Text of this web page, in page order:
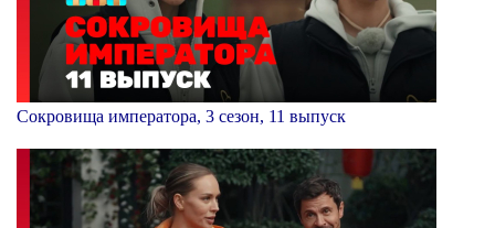
Сокровища императора, 3 сезон, 11 выпуск